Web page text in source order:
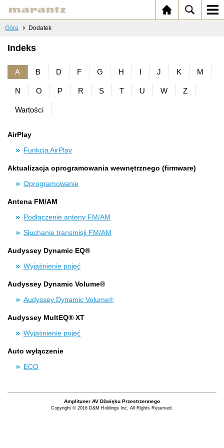
Góra Dodatek
Indeks
A B D F G H I J K M
N O P R S T U W Z
Wartości
AirPlay
Funkcja AirPlay
Aktualizacja oprogramowania wewnętrznego (firmware)
Oprogramowanie
Antena FM/AM
Podłączenie anteny FM/AM
Słuchanie transmisji FM/AM
Audyssey Dynamic EQ®
Wyjaśnienie pojęć
Audyssey Dynamic Volume®
Audyssey Dynamic Volume®
Audyssey MultEQ® XT
Wyjaśnienie pojęć
Auto wyłączenie
ECO
Amplituner AV Dźwięku Przestrzennego
Copyright © 2016 D&M Holdings Inc. All Rights Reserved.